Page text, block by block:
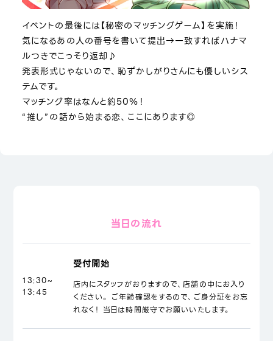
イベントの最後には【秘密のマッチングゲーム】を実施！
気になるあの人の番号を書いて提出→一致すればハナマ
ルつきでこっそり返却♪
発表形式じゃないので、恥ずかしがりさんにも優しいシス
テムです。
マッチング率はなんと約50％！
“推し”の話から始まる恋、ここにあります◎
当日の流れ
13:30~
13:45
受付開始
店内にスタッフがおりますので、店舗の中にお入り
ください。 ご年齢確認をするので、ご身分証をお忘
れなく！ 当日は時間厳守でお願いいたします。